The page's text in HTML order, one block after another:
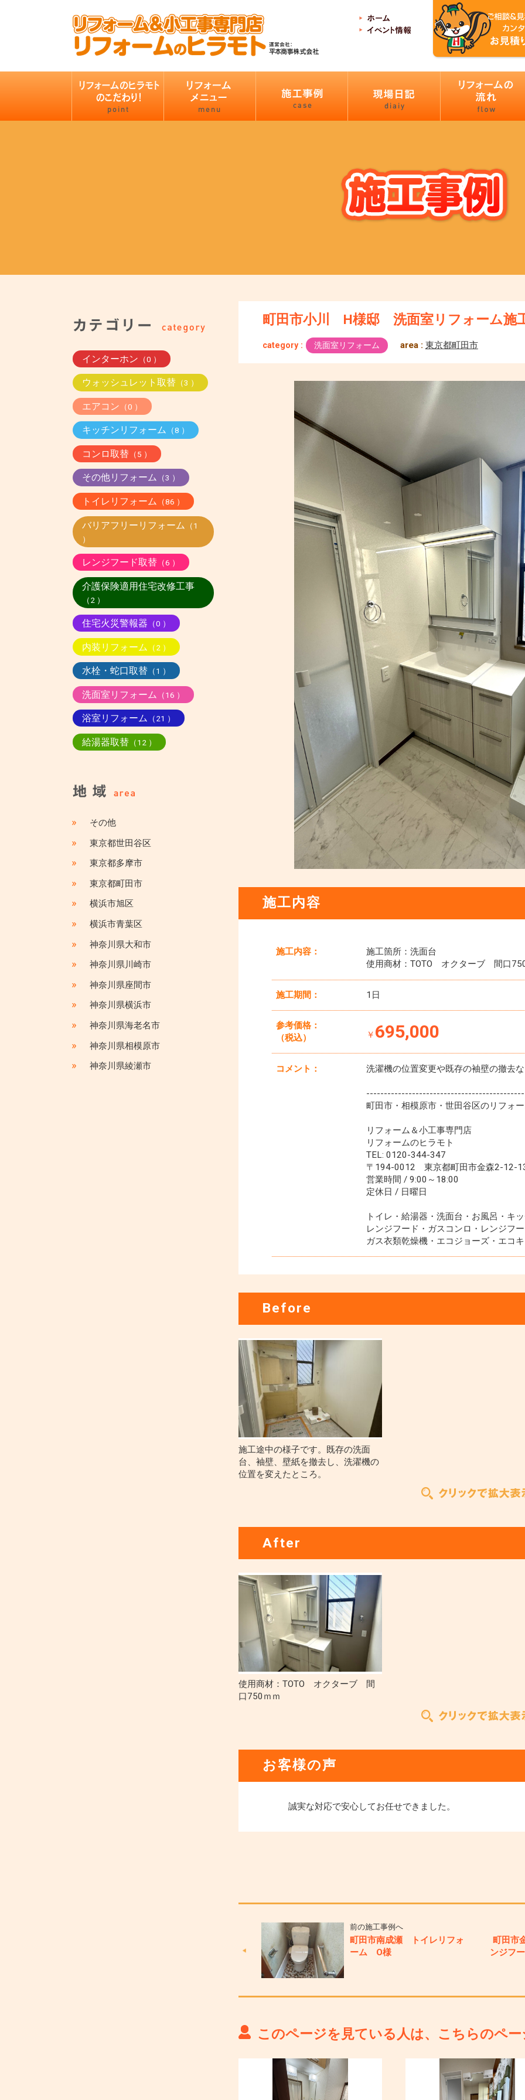
町田市小川 H様邸 洗面室リフォーム施
category : 洗面室リフォーム area : 東京都町田市
施工内容
施工内容：
施工箇所：洗面台
使用商材：TOTO オクターブ 間口
施工期間： 1日
参考価格：
（税込）
￥ 695,000
コメント： 洗濯機の位置変更や既存の袖壁の撤去
町田市・相模原市・世田谷区のリフォ
リフォーム＆小工事専門店
リフォームのヒラモト
TEL: 0120-344-347
〒194-0012 東京都町田市金森2-12-
営業時間 / 9:00～18:00
定休日 / 日曜日
トイレ・給湯器・洗面台・お風呂・キ
レンジフード・ガスコンロ・レンジフ
ガス衣類乾燥機・エコジョーズ・エコ
Before
施工途中の様子です。既存の洗面
台、袖壁、壁紙を撤去し、洗濯機の
位置を変えたところ。
After
使用商材：TOTO オクターブ 間
口750ｍｍ
お客様の声
誠実な対応で安心してお任せできました。
前の施工事例へ
町田市南成瀬 トイレリフォ
ーム O様
町田
ンジフ
このページを見ている人は、こちらのペ
インターホン （0 ）
ウォッシュレット取替（3 ）
エアコン （0 ）
キッチンリフォーム （8 ）
コンロ取替（5 ）
その他リフォーム （3 ）
トイレリフォーム （86 ）
バリアフリーリフォーム （1
）
レンジフード取替（6 ）
介護保険適用住宅改修工事
（2 ）
住宅火災警報器 （0 ）
内装リフォーム （2 ）
水栓・蛇口取替（1 ）
洗面室リフォーム （16 ）
浴室リフォーム （21 ）
給湯器取替（12 ）
» その他
» 東京都世田谷区
» 東京都多摩市
» 東京都町田市
» 横浜市旭区
» 横浜市青葉区
» 神奈川県大和市
» 神奈川県川崎市
» 神奈川県座間市
» 神奈川県横浜市
» 神奈川県海老名市
» 神奈川県相模原市
» 神奈川県綾瀬市